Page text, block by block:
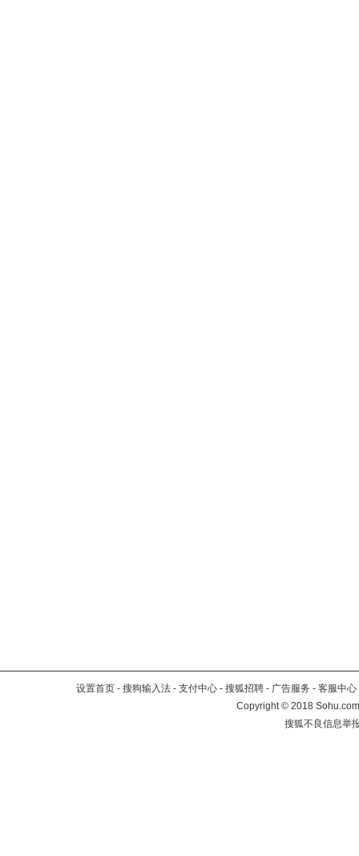
设置首页 - 搜狗输入法 - 支付中心 - 搜狐招聘 - 广告服务 - 客服中心
Copyright©2018
搜狐不良信息举